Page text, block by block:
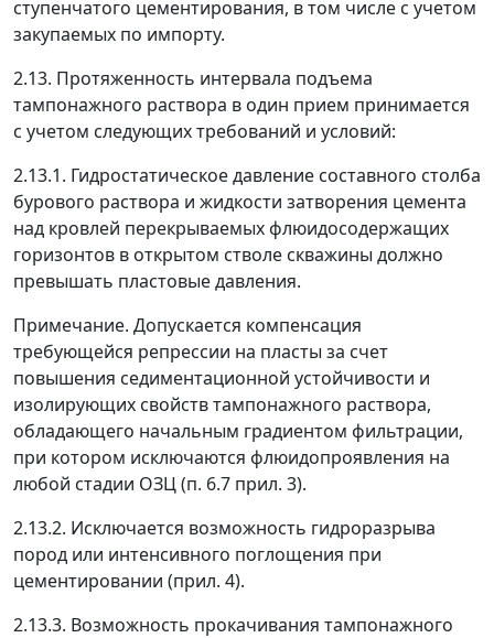
ступенчатого цементирования, в том числе с учетом
закупаемых по импорту.
2.13. Протяженность интервала подъема
тампонажного раствора в один прием принимается
с учетом следующих требований и условий:
2.13.1. Гидростатическое давление составного столба
бурового раствора и жидкости затворения цемента
над кровлей перекрываемых флюидосодержащих
горизонтов в открытом стволе скважины должно
превышать пластовые давления.
Примечание. Допускается компенсация
требующейся репрессии на пласты за счет
повышения седиментационной устойчивости и
изолирующих свойств тампонажного раствора,
обладающего начальным градиентом фильтрации,
при котором исключаются флюидопроявления на
любой стадии ОЗЦ (п. 6.7 прил. 3).
2.13.2. Исключается возможность гидроразрыва
пород или интенсивного поглощения при
цементировании (прил. 4).
2.13.3. Возможность прокачивания тампонажного